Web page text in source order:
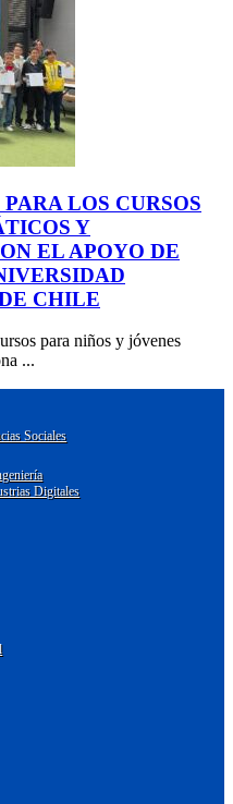
LOS CURSOS
Y
EL APOYO DE
CHILE
para niños y jóvenes
...
Sociales
Digitales